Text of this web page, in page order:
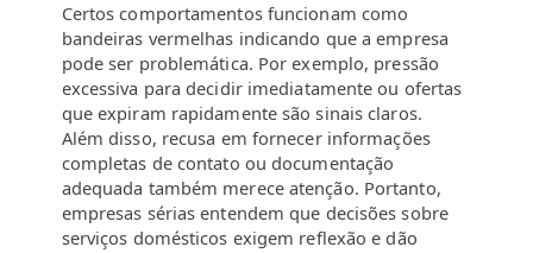
Certos comportamentos funcionam como
bandeiras vermelhas indicando que a empresa
pode ser problemática. Por exemplo, pressão
excessiva para decidir imediatamente ou ofertas
que expiram rapidamente são sinais claros.
Além disso, recusa em fornecer informações
completas de contato ou documentação
adequada também merece atenção. Portanto,
empresas sérias entendem que decisões sobre
serviços domésticos exigem reflexão e dão